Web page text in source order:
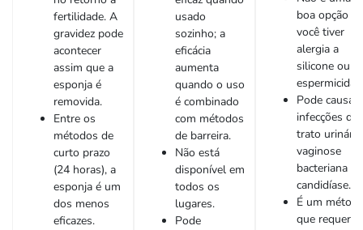
fertilidade. A
gravidez pode
acontecer
assim que a
esponja é
removida.
Entre os
métodos de
curto prazo
(24 horas), a
esponja é um
dos menos
eficazes.
usado
sozinho; a
eficácia
aumenta
quando o uso
é combinado
com métodos
de barreira.
Não está
disponível em
todos os
lugares.
Pode
boa opção se
você tiver
alergia a
silicone ou
espermicida.
Pode causar
infecções do
trato
vaginose
bacteriana ou
candidíase.
É um
que requer